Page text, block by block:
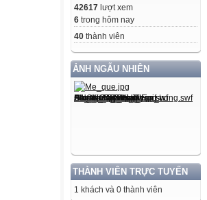
42617 lượt xem
6 trong hôm nay
40 thành viên
ẢNH NGẪU NHIÊN
THÀNH VIÊN TRỰC TUYẾN
1 khách và 0 thành viên